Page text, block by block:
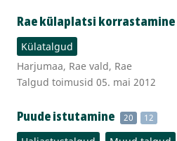
Rae külaplatsi korrastamine
Külatalgud
Harjumaa, Rae vald, Rae
Talgud toimusid 05. mai 2012
Puude istutamine 20 12